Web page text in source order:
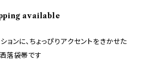
available
ンに、ちょっぴりアクセントをきかせた
落袋帯です